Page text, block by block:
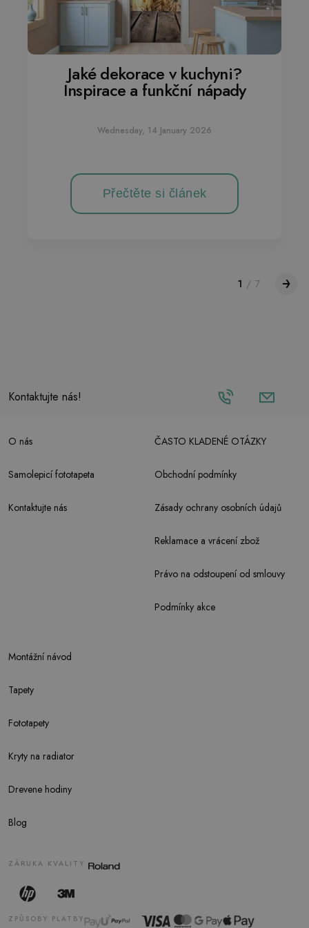
Jaké dekorace v kuchyni?
Inspirace a funkční nápady
Wednesday, 14 January 2026
Přečtěte si článek
1 / 7
Kontaktujte nás!
O nás
Samolepicí fototapeta
Kontaktujte nás
Montážní návod
Tapety
Fototapety
Kryty na radiator
Drevene hodiny
Blog
ČASTO KLADENÉ OTÁZKY
Obchodní podmínky
Zásady ochrany osobních údajů
Reklamace a vrácení zbož
Právo na odstoupení od smlouvy
Podmínky akce
ZÁRUKA KVALITY
ZPŮSOBY PLATBY